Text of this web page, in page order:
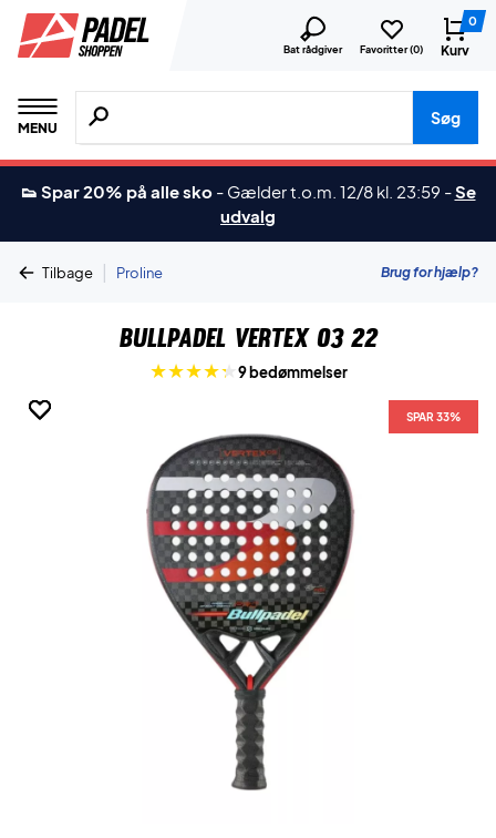
Bat rådgiver Favoritter (0)
0
Kurv
MENU
Søg efter produkter, mærker etc.
Søg
👟 Spar 20% på alle sko - Gælder t.o.m. 12/8 kl. 23:59 -Se
udvalg
Tilbage | Proline Brug for hjælp?
Bullpadel Vertex 03 22
9 bedømmelser
SPAR 33%
SPAR 33%
SPAR 33%
SPAR 33%